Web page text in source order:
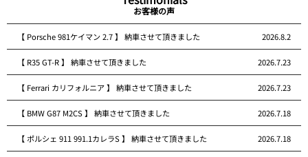
お客様の声
【 Porsche 981ケイマン 2.7 】 納車させて頂きました 2026.8.2
【 R35 GT-R 】 納車させて頂きました 2026.7.23
【 Ferrari カリフォルニア 】 納車させて頂きました 2026.7.23
【 BMW G87 M2CS 】 納車させて頂きました 2026.7.18
【 ポルシェ 911 991.1カレラS 】 納車させて頂きました 2026.7.18